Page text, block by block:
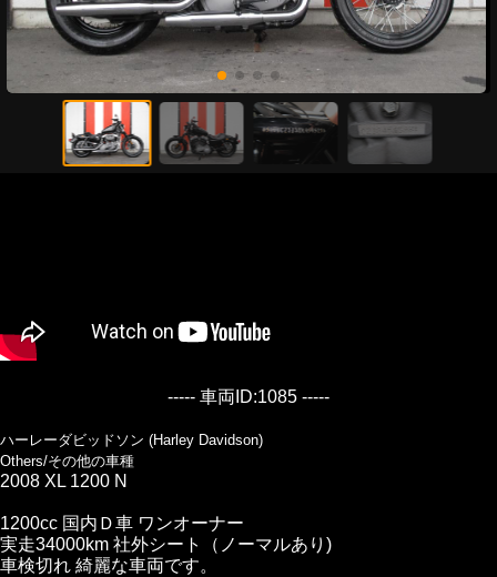
----- 車両ID:1085 -----
ハーレーダビッドソン (Harley Davidson)
Others/その他の車種
2008 XL 1200 N
1200cc 国内Ｄ車 ワンオーナー
実走34000km 社外シート（ノーマルあり)
車検切れ 綺麗な車両です。